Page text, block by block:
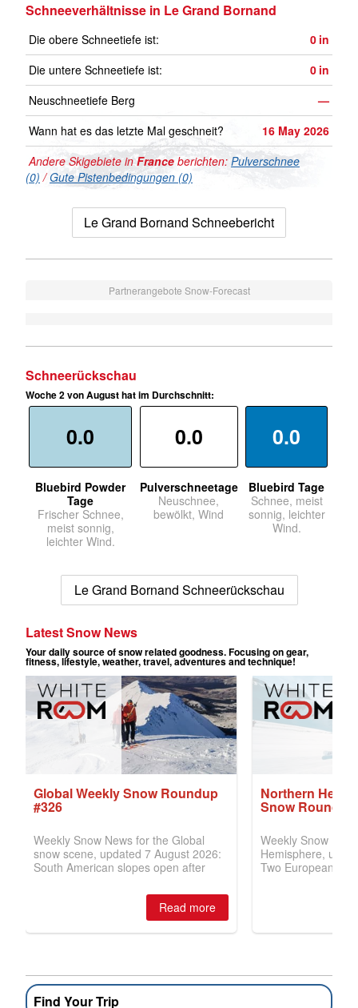
Schneeverhältnisse in Le Grand Bornand
Die obere Schneetiefe ist: 0 in
Die untere Schneetiefe ist:
0 in
Neuschneetiefe Berg
—
Wann hat es das letzte Mal geschneit?
16 May 2026
Andere Skigebiete inFrance berichten: Pulverschnee
(0) /Gute Pistenbedingungen (0)
Le Grand Bornand Schneebericht
Partnerangebote Snow-Forecast
Schneerückschau
Woche 2 von August hat im Durchschnitt:
0.0
Bluebird Powder
Tage
Frischer Schnee,
meist sonnig,
leichter Wind.
0.0
Pulverschneetage
Neuschnee,
bewölkt, Wind
0.0
Bluebird Tage
Schnee, meist
sonnig, leichter
Wind.
Le Grand Bornand Schneerückschau
Find Your Trip